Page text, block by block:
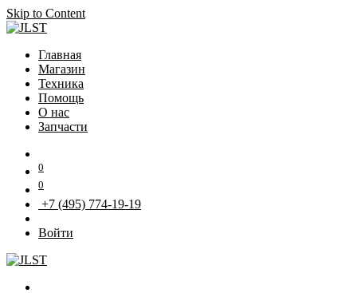
Skip to Content
Главная
Магазин
Техника
Помощь
О нас
Запчасти
0
0
+7 (495) 774-19-19
Войти